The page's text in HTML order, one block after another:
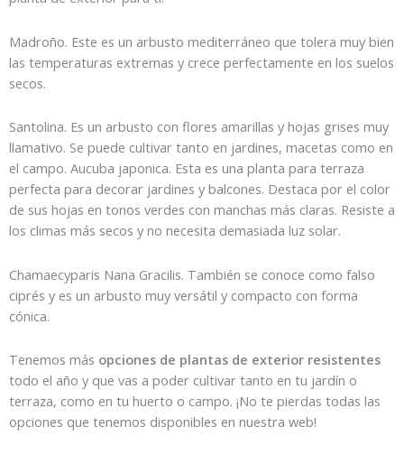
Madroño. Este es un arbusto mediterráneo que tolera muy bien
las temperaturas extremas y crece perfectamente en los suelos
secos.
Santolina. Es un arbusto con flores amarillas y hojas grises muy
llamativo. Se puede cultivar tanto en jardines, macetas como en
el campo. Aucuba japonica. Esta es una planta para terraza
perfecta para decorar jardines y balcones. Destaca por el color
de sus hojas en tonos verdes con manchas más claras. Resiste a
los climas más secos y no necesita demasiada luz solar.
Chamaecyparis Nana Gracilis. También se conoce como falso
ciprés y es un arbusto muy versátil y compacto con forma
cónica.
Tenemos más opciones de plantas de exterior resistentes
todo el año y que vas a poder cultivar tanto en tu jardín o
terraza, como en tu huerto o campo. ¡No te pierdas todas las
opciones que tenemos disponibles en nuestra web!